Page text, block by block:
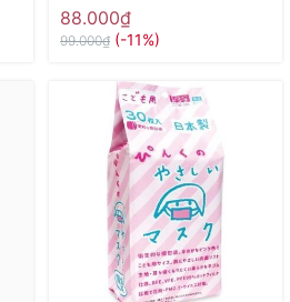
tuổi 70g ( hương dâu) -
Hàng Nhật nội địa
88.000₫
99.000₫ (-11%)